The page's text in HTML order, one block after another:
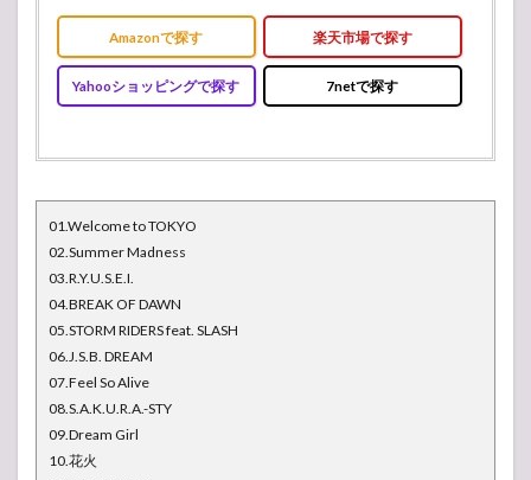
Amazonで探す 楽天市場で探す
Yahooショッピングで探す 7netで探す
01.Welcome to TOKYO
02.Summer Madness
03.R.Y.U.S.E.I.
04.BREAK OF DAWN
05.STORM RIDERS feat. SLASH
06.J.S.B. DREAM
07.Feel So Alive
08.S.A.K.U.R.A.-STY
09.Dream Girl
10.花火